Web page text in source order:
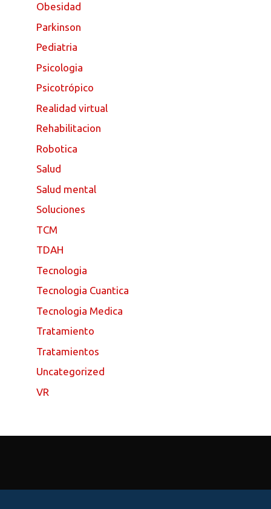
Obesidad
Parkinson
Pediatria
Psicologia
Psicotrópico
Realidad virtual
Rehabilitacion
Robotica
Salud
Salud mental
Soluciones
TCM
TDAH
Tecnologia
Tecnologia Cuantica
Tecnologia Medica
Tratamiento
Tratamientos
Uncategorized
VR